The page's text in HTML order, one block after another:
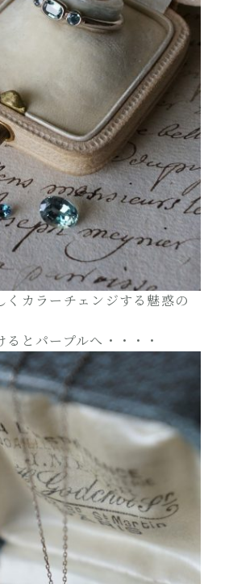
くカラーチェンジする魅惑の
とパープルへ・・・・